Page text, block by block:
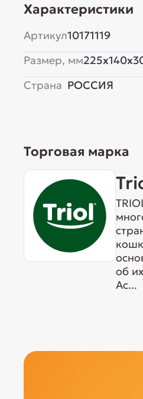
Характеристики
Артикул10171119
Размер, мм
Страна РОССИЯ
Торговая марка
об
Ас...